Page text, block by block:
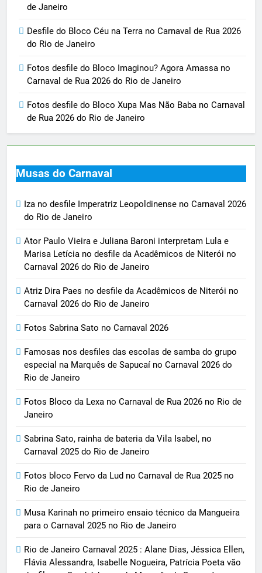
de Janeiro
Desfile do Bloco Céu na Terra no Carnaval de Rua 2026
do Rio de Janeiro
Fotos desfile do Bloco Imaginou? Agora Amassa no
Carnaval de Rua 2026 do Rio de Janeiro
Fotos desfile do Bloco Xupa Mas Não Baba no Carnaval
de Rua 2026 do Rio de Janeiro
Musas do Carnaval
Iza no desfile Imperatriz Leopoldinense no Carnaval 2026
do Rio de Janeiro
Ator Paulo Vieira e Juliana Baroni interpretam Lula e
Marisa Letícia no desfile da Acadêmicos de Niterói no
Carnaval 2026 do Rio de Janeiro
Atriz Dira Paes no desfile da Acadêmicos de Niterói no
Carnaval 2026 do Rio de Janeiro
Fotos Sabrina Sato no Carnaval 2026
Famosas nos desfiles das escolas de samba do grupo
especial na Marquês de Sapucaí no Carnaval 2026 do
Rio de Janeiro
Fotos Bloco da Lexa no Carnaval de Rua 2026 no Rio de
Janeiro
Sabrina Sato, rainha de bateria da Vila Isabel, no
Carnaval 2025 do Rio de Janeiro
Fotos bloco Fervo da Lud no Carnaval de Rua 2025 no
Rio de Janeiro
Musa Karinah no primeiro ensaio técnico da Mangueira
para o Carnaval 2025 no Rio de Janeiro
Rio de Janeiro Carnaval 2025 : Alane Dias, Jéssica Ellen,
Flávia Alessandra, Isabelle Nogueira, Patrícia Poeta vão